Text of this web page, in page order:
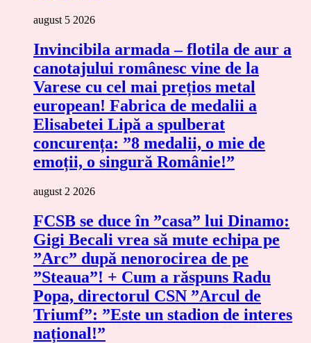
august 5 2026
Invincibila armada – flotila de aur a
canotajului românesc vine de la
Varese cu cel mai prețios metal
european! Fabrica de medalii a
Elisabetei Lipă a spulberat
concurența: ”8 medalii, o mie de
emoții, o singură Românie!”
august 2 2026
FCSB se duce în ”casa” lui Dinamo:
Gigi Becali vrea să mute echipa pe
”Arc” după nenorocirea de pe
”Steaua”! + Cum a răspuns Radu
Popa, directorul CSN ”Arcul de
Triumf”: ”Este un stadion de interes
național!”